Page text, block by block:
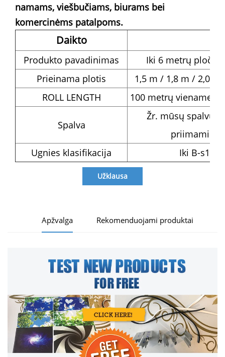
namams, viešbučiams, biurams bei
komercinėms patalpoms.
Daikto
Produkto pavadinimas
Iki 6 metrų pločio
Prieinama plotis
1,5 m / 1,8 m / 2,0
ROLL LENGTH
100 metrų viename
Spalva
Žr. mūsų spalvų
priimami
Ugnies klasifikacija
Iki B-s1,
Užklausa
Apžvalga Rekomenduojami produktai